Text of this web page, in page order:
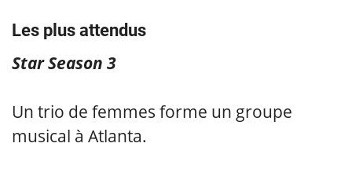
Les plus attendus
Star Season 3
Un trio de femmes forme un groupe
musical à Atlanta.